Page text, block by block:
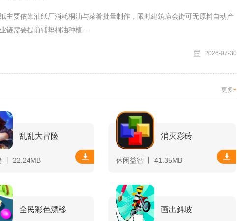
主要依靠油纸厂消耗桐油与菜肴批量制作，限时建筑庙会街可无原料自动产
链需要提前铺垫桐油种植...
2026-07-30
更多+
乱乱大冒险
丨 22.24MB
消灭彩砖
休闲益智 丨 41.35MB
全民彩色漂移 画出斜坡